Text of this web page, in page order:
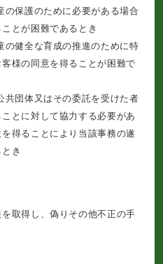
の保護のために必要がある場合
とが困難であるとき
の健全な育成の推進のために特
様の同意を得ることが困難で
共団体又はその委託を受けた者
とに対して協力する必要があ
得ることにより当該事務の遂
き
取得し、偽りその他不正の手